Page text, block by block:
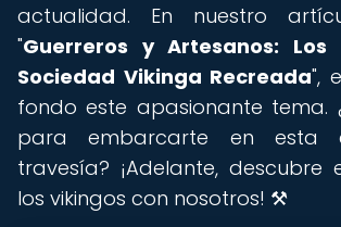
actualidad. En nuestro
"Guerreros y Artesanos:
Sociedad Vikinga Recreada",
fondo este apasionante tema.
para embarcarte en esta
travesía? ¡Adelante,
los vikingos con nosotros! ️⚒️